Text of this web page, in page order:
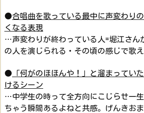
●合唱曲を歌っている最中に声変わり
くなる表現
…声変わりが終わっている人=堀江さん
の人を演じられる・その頃の感じで歌え
● 「何がのほほんや！」と溜まってい
けるシーン
…中学生の時って全方向にこじらせ一
ちゃう瞬間あるよねと共感。げんきお